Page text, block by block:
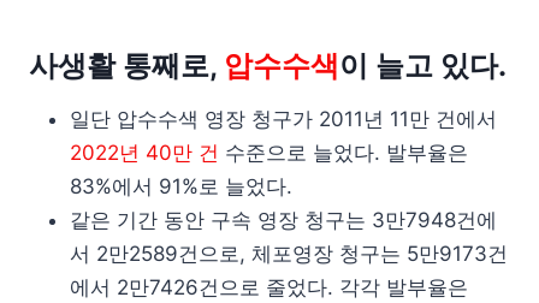
사생활 통째로, 압수수색이 늘고 있다.
일단 압수수색 영장 청구가 2011년 11만 건에서
2022년 40만 건 수준으로 늘었다. 발부율은
83%에서 91%로 늘었다.
같은 기간 동안 구속 영장 청구는 3만7948건에
서 2만2589건으로, 체포영장 청구는 5만9173건
에서 2만7426건으로 줄었다. 각각 발부율은